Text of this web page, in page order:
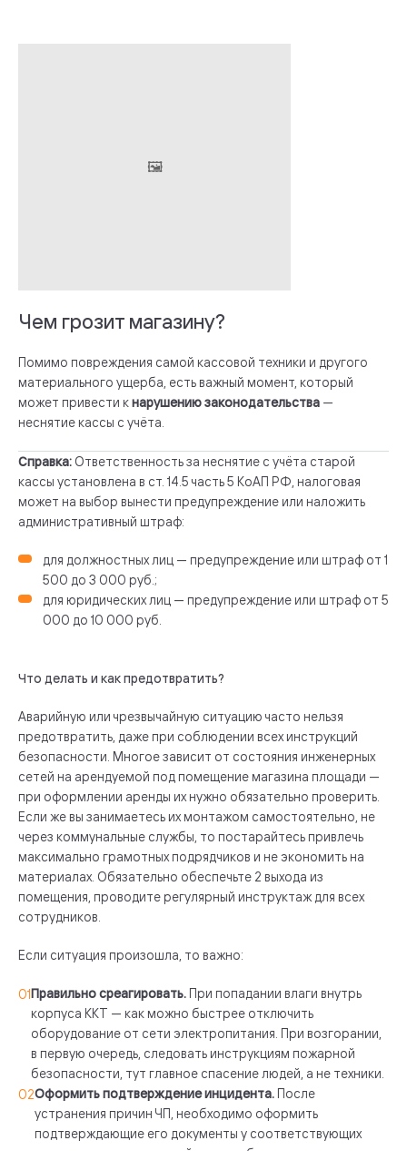
Чем грозит магазину?
Помимо повреждения самой кассовой техники и другого
материального ущерба, есть важный момент, который
может привести кнарушению законодательства —
неснятие кассы с учёта.
Справка: Ответственность за неснятие с учёта старой
кассы установлена в ст. 14.5 часть 5 КоАП РФ, налоговая
может на выбор вынести предупреждение или наложить
административный штраф:
для должностных лиц — предупреждение или штраф от 1
500 до 3 000 руб.;
для юридических лиц — предупреждение или штраф от 5
000 до 10 000 руб.
Что делать и как предотвратить?
Аварийную или чрезвычайную ситуацию часто нельзя
предотвратить, даже при соблюдении всех инструкций
безопасности. Многое зависит от состояния инженерных
сетей на арендуемой под помещение магазина площади —
при оформлении аренды их нужно обязательно проверить.
Если же вы занимаетесь их монтажом самостоятельно, не
через коммунальные службы, то постарайтесь привлечь
максимально грамотных подрядчиков и не экономить на
материалах. Обязательно обеспечьте 2 выхода из
помещения, проводите регулярный инструктаж для всех
сотрудников.
Если ситуация произошла, то важно:
Правильно среагировать. При попадании влаги внутрь
корпуса ККТ — как можно быстрее отключить
оборудование от сети электропитания. При возгорании,
в первую очередь, следовать инструкциям пожарной
безопасности, тут главное спасение людей, а не техники.
Оформить подтверждение инцидента. После
устранения причин ЧП, необходимо оформить
подтверждающие его документы у соответствующих